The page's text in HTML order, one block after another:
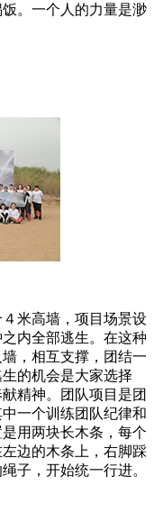
。一个人的力量是渺
米高墙，项目场景设
内全部逃生。在这种
，相互支撑，团结一
的机会是大家选择
精神。团队项目是团
一个训练团队纪律和
用两块长木条，每个
边的木条上，右脚踩
子，开始统一行进。